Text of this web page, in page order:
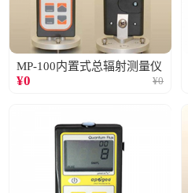
MP-100内置式总辐射测量仪
¥0 ¥0